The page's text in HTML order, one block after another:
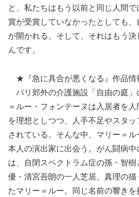
と、私たちはもう以前と同じ人間で
賞が受賞していなかったとしても
が開かれる。そして、それはもう
んです。
★『急に具合が悪くなる』作品情
パリ郊外の介護施設「⾃由の庭」
＝ルー・フォンテーヌは⼊居者を
を理想としつつ、人手不足やスタッ
されている。そんな中、マリー＝ル
本人の演出家に出会う。がん闘病
は、自閉スペクトラム症の孫・智
優・清宮吾朗の一人芝居。真理の
たマリー＝ルー。同じ名前の響きを